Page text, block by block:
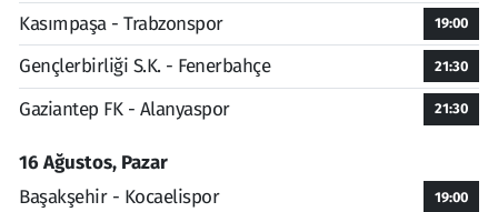
Kasımpaşa - Trabzonspor 19:00
Gençlerbirliği S.K. - Fenerbahçe 21:30
Gaziantep FK - Alanyaspor 21:30
16 Ağustos, Pazar
Başakşehir - Kocaelispor
19:00